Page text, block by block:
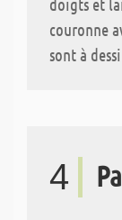
doigts et
couronne
sont à
4